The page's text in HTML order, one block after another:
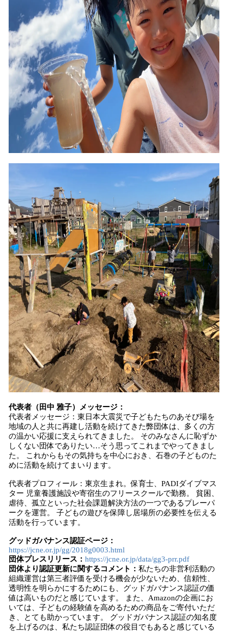
代表者（田中 雅子）メッセージ：
代表者メッセージ：東日本大震災で子どもたちのあそび場を
地域の人と共に再建し活動を続けてきた弊団体は、多くの方
の温かい応援に支えられてきました。 そのみなさんに恥ずか
しくない団体でありたい…そう思ってこれまでやってきまし
た。 これからもその気持ちを中心におき、石巻の子どものた
めに活動を続けてまいります。
代表者プロフィール：東京生まれ。保育士、PADIダイブマス
ター 児童養護施設や寄宿生のフリースクールで勤務。 貧困、
虐待、孤立といった社会課題解決方法の一つであるプレーパ
ークを運営。 子どもの遊びを保障し居場所の必要性を伝える
活動を行っています。
グッドガバナンス認証ページ：
https://jcne.or.jp/gg/2018g0003.html
団体プレスリリース： https://jcne.or.jp/data/gg3-prr.pdf
団体より認証更新に関するコメント： 私たちの非営利活動の
組織運営は第三者評価を受ける機会が少ないため、信頼性、
透明性を明らかにするためにも、グッドガバナンス認証の価
値は高いものだと感じています。 また、Amazonの企画にお
いては、子どもの経験値を高めるための商品をご寄付いただ
き、とても助かっています。 グッドガバナンス認証の知名度
を上げるのは、私たち認証団体の役目でもあると感じている